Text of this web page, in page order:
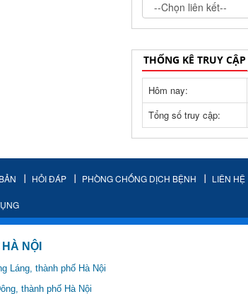
THỐNG KÊ TRUY CẬP
Hôm nay:
Tổng số truy cập:
HỎI ĐÁP PHÒNG CHỐNG DỊCH BỆNH LIÊN HỆ
NỘI
Láng, thành phố Hà Nội
phố Hà Nội